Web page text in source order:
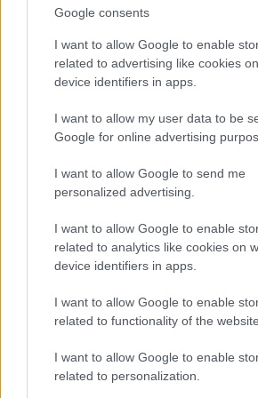
Google consents
I want to allow Google to enable
related to advertising like cookies
device identifiers in apps.
I want to allow my user data to be
Google for online advertising
I want to allow Google to send me
personalized advertising.
I want to allow Google to enable
related to analytics like cookies on
device identifiers in apps.
I want to allow Google to enable
related to functionality of the
I want to allow Google to enable
related to personalization.
mutatványa megbukik.
ALTERNATÍV
Az OIV adatai azt mutatják,
2019-re a világ ellenőrzötten
működő szőlőterülete 13%-kal
svéd monopólium, elkötelezett
úgy lehet bekerülni a borokkal,